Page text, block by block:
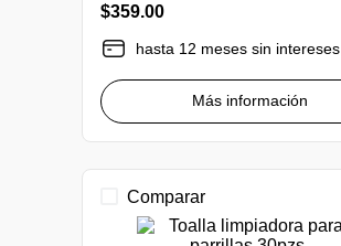
$359.00
hasta 12 meses sin intereses
Más información
Comparar